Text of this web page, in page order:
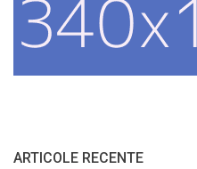
ARTICOLE RECENTE